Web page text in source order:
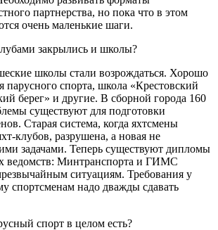
партнерства, но пока что в этом
очень маленькие шаги.
закрылись и школы?
школы стали возрождаться. Хорошо
парусного спорта, школа «Крестовский
берег» и другие. В сборной города 160
существуют для подготовки
Старая система, когда яхтсмены
клубов, разрушена, а новая не
задачами. Теперь существуют дипломы
ведомств: Минтранспорта и ГИМС
ситуациям. Требования у
спортсменам надо дважды сдавать
спорт в целом есть?